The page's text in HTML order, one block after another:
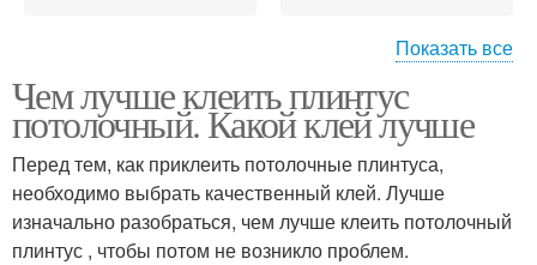
Плинтус на шпаклевку Плинтус на кривые
Плинтус на основания
Показать все
Чем лучше клеить плинтус
потолочный. Какой клей лучше
Перед тем, как приклеить потолочные плинтуса,
необходимо выбрать качественный клей. Лучше
изначально разобраться, чем лучше клеить потолочный
плинтус , чтобы потом не возникло проблем.